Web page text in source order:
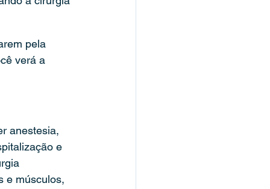
pela
verá a
anestesia,
e
e músculos,